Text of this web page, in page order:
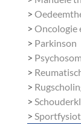
>
> Oncologie
> Parkinson
>
>
>
>
>